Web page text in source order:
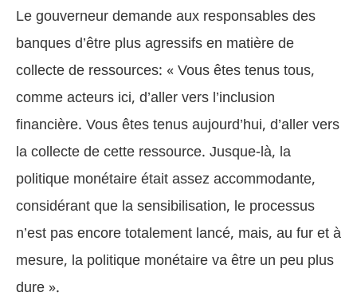
Le gouverneur demande aux responsables des
banques d’être plus agressifs en matière de
collecte de ressources: « Vous êtes tenus tous,
comme acteurs ici, d’aller vers l’inclusion
financière. Vous êtes tenus aujourd’hui, d’aller vers
la collecte de cette ressource. Jusque-là, la
politique monétaire était assez accommodante,
considérant que la sensibilisation, le processus
n’est pas encore totalement lancé, mais, au fur et à
mesure, la politique monétaire va être un peu plus
dure ».